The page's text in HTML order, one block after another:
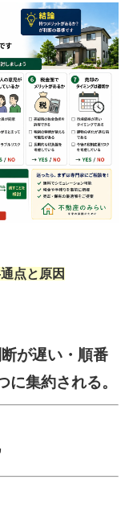
点と原因
が遅い・順番
集約される。